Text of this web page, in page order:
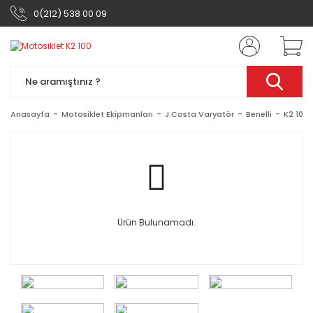
0(212) 538 00 09
Anasayfa Motosiklet Ekipmanları J.Costa Varyatör Benelli K2 100
Ürün Bulunamadı.